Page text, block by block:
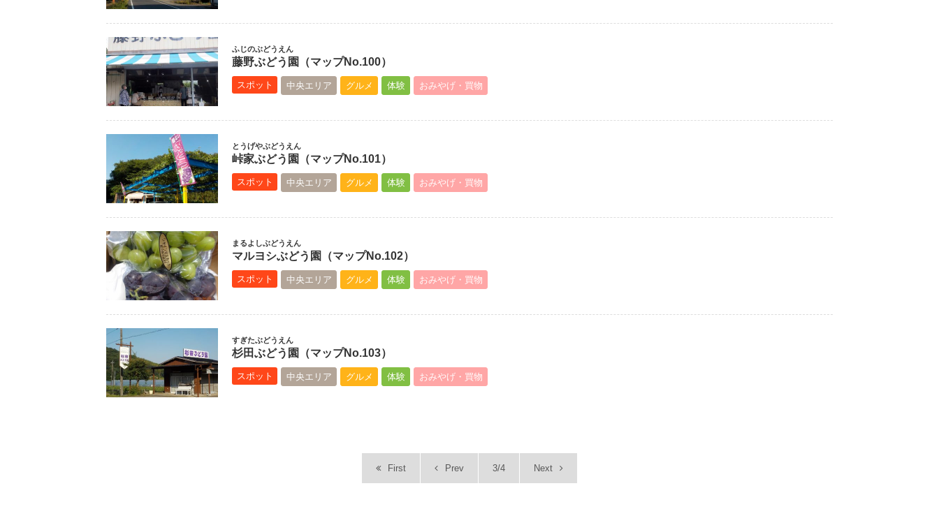
ふじのぶどうえん
藤野ぶどう園（マップNo.100）
スポット 中央エリア グルメ 体験 おみやげ・買物
とうげやぶどうえん
峠家ぶどう園（マップNo.101）
スポット 中央エリア グルメ 体験 おみやげ・買物
まるよしぶどうえん
マルヨシぶどう園（マップNo.102）
スポット 中央エリア グルメ 体験 おみやげ・買物
すぎたぶどうえん
杉田ぶどう園（マップNo.103）
スポット 中央エリア グルメ 体験 おみやげ・買物
First Prev 3/4 Next